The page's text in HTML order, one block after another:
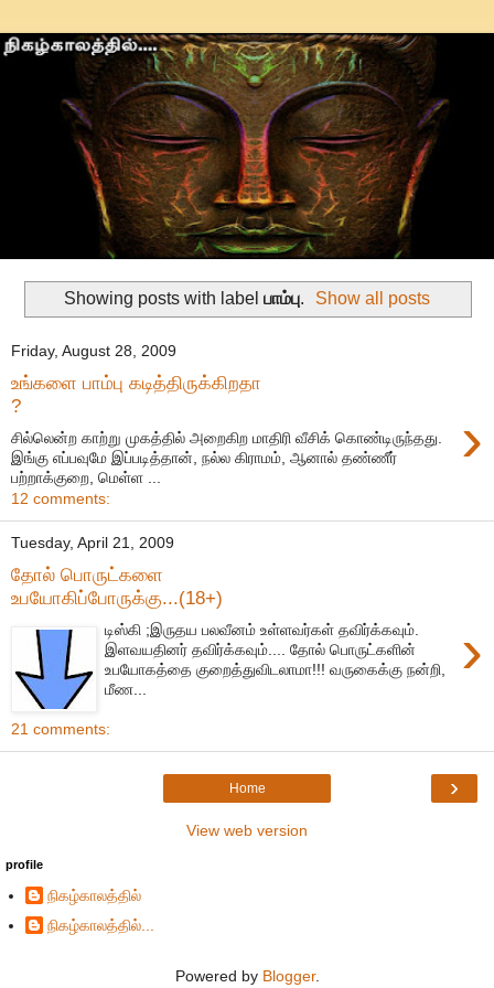
Showing posts with label பாம்பு. Show all posts
Friday, August 28, 2009
உங்களை பாம்பு கடித்திருக்கிறதா
?
›
சில்லென்ற காற்று முகத்தில் அறைகிற மாதிரி வீசிக் கொண்டிருந்தது.
இங்கு எப்பவுமே இப்படித்தான், நல்ல கிராமம், ஆனால் தண்ணீர்
பற்றாக்குறை, மெள்ள ...
12 comments:
Tuesday, April 21, 2009
தோல் பொருட்களை
உபயோகிப்போருக்கு...(18+)
›
டிஸ்கி ;இருதய பலவீனம் உள்ளவர்கள் தவிர்க்கவும்.
இளவயதினர் தவிர்க்கவும்.... தோல் பொருட்களின்
உபயோகத்தை குறைத்துவிடலாமா!!! வருகைக்கு நன்றி,
மீண...
21 comments:
›
Home
View web version
profile
நிகழ்காலத்தில்
நிகழ்காலத்தில்...
Powered by Blogger.